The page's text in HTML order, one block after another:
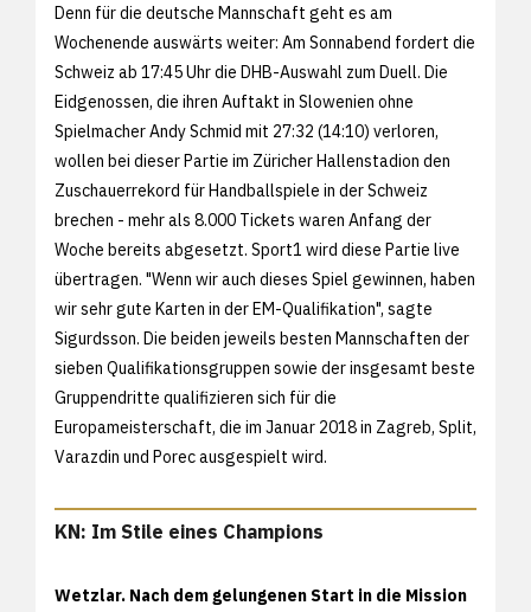
Denn für die deutsche Mannschaft geht es am
Wochenende auswärts weiter: Am Sonnabend fordert die
Schweiz ab 17:45 Uhr die DHB-Auswahl zum Duell. Die
Eidgenossen, die ihren Auftakt in Slowenien ohne
Spielmacher Andy Schmid mit 27:32 (14:10) verloren,
wollen bei dieser Partie im Züricher Hallenstadion den
Zuschauerrekord für Handballspiele in der Schweiz
brechen - mehr als 8.000 Tickets waren Anfang der
Woche bereits abgesetzt. Sport1 wird diese Partie live
übertragen. "Wenn wir auch dieses Spiel gewinnen, haben
wir sehr gute Karten in der EM-Qualifikation", sagte
Sigurdsson. Die beiden jeweils besten Mannschaften der
sieben Qualifikationsgruppen sowie der insgesamt beste
Gruppendritte qualifizieren sich für die
Europameisterschaft, die im Januar 2018 in Zagreb, Split,
Varazdin und Porec ausgespielt wird.
KN: Im Stile eines Champions
Wetzlar. Nach dem gelungenen Start in die Mission